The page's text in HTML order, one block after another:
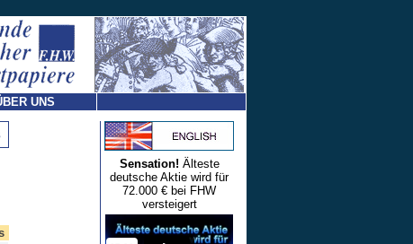
UNS
Sensation! Älteste
deutsche Aktie wird für
72.000 € bei FHW
versteigert